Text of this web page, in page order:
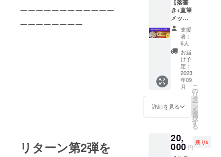
ーーーーーーーーーーーー
ーーーーーーーー
リターン第2弾を
お名前
にて対
応させ
ていた
だきま
す。
す。 ※
備考欄
にお手
紙の宛
名にし
たいお
名前を
ご記入
くださ
い。 ※
備考欄
にご記
載がな
い場
て確認
できる
お名前
き+直筆
メッ
セー
ジ ミ
ニ色
紙】
AAA_c
hanがミ
ニ色紙
に落書
きとサ
インを
してお
届けし
ます。
または
サイン
ぺんで
支援
者：
6人
お届
け予
定：
2023
年09
月
詳細を見る
こ
の
リ
タ
ー
ン
を
選
択
す
る
20,
000 円
残り5